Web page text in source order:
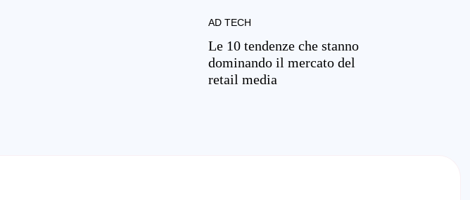
AD TECH
Le 10 tendenze che stanno
dominando il mercato del
retail media